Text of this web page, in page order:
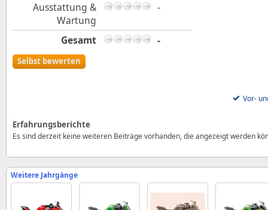
Ausstattung &
Wartung
-
Gesamt -
Selbst bewerten
Vor-
Erfahrungsberichte
Es sind derzeit keine weiteren Beiträge vorhanden, die angezeigt werden
Weitere Jahrgänge